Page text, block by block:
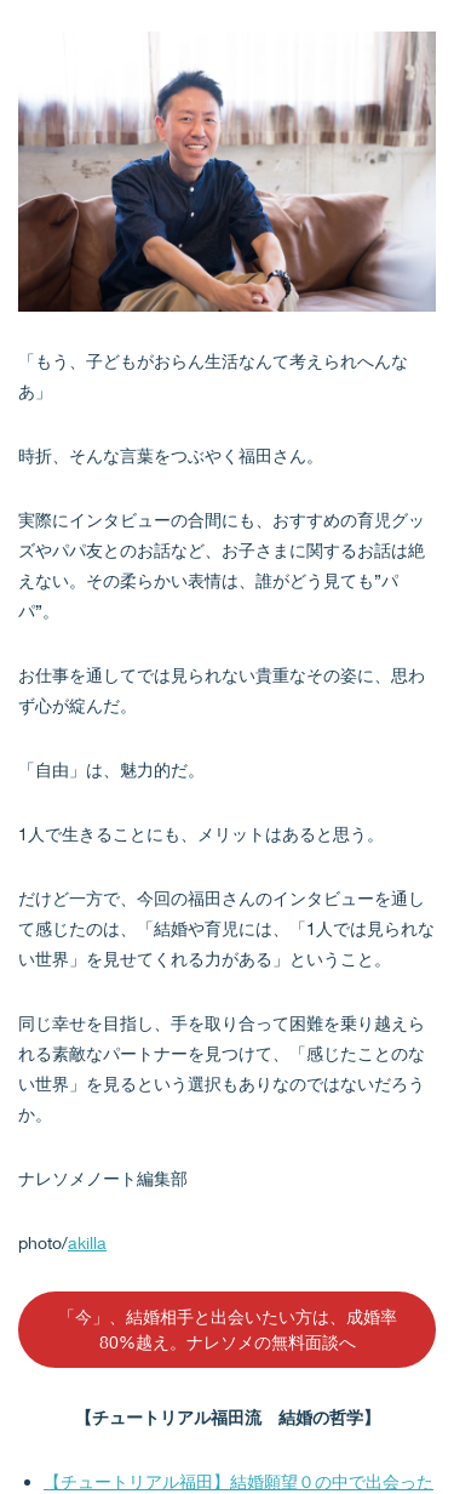
「もう、子どもがおらん生活なんて考えられへんな
あ」
時折、そんな言葉をつぶやく福田さん。
実際にインタビューの合間にも、おすすめの育児グッ
ズやパパ友とのお話など、お子さまに関するお話は絶
えない。その柔らかい表情は、誰がどう見ても”パ
パ”。
お仕事を通してでは見られない貴重なその姿に、思わ
ず心が綻んだ。
「自由」は、魅力的だ。
1人で生きることにも、メリットはあると思う。
だけど一方で、今回の福田さんのインタビューを通し
て感じたのは、「結婚や育児には、「1人では見られな
い世界」を見せてくれる力がある」ということ。
同じ幸せを目指し、手を取り合って困難を乗り越えら
れる素敵なパートナーを見つけて、「感じたことのな
い世界」を見るという選択もありなのではないだろう
か。
ナレソメノート編集部
photo/akilla
「今」、結婚相手と出会いたい方は、成婚率
80%越え。ナレソメの無料面談へ
【チュートリアル福田流 結婚の哲学】
【チュートリアル福田】結婚願望０の中で出会った